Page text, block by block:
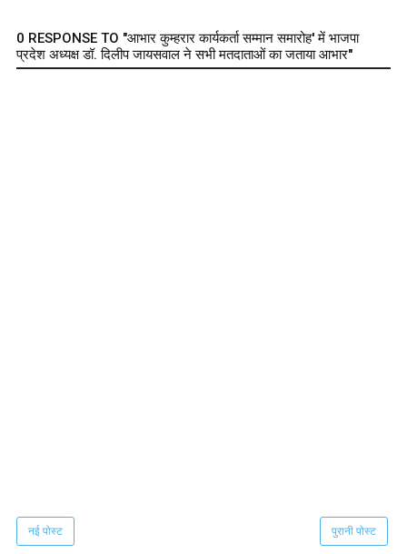
0 RESPONSE TO "आभार कुम्हरार कार्यकर्ता सम्मान समारोह' में भाजपा
प्रदेश अध्यक्ष डॉ. दिलीप जायसवाल ने सभी मतदाताओं का जताया आभार"
नई पोस्ट पुरानी पोस्ट